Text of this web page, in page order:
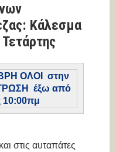
Κάλεσμα
ΟΛΟΙ στην
έξω από
10:00πμ
στις αυταπάτες